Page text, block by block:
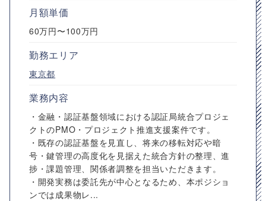
月額単価
60万円〜100万円
勤務エリア
東京都
業務内容
・金融・認証基盤領域における認証局統合プロジェ
クトのPMO・プロジェクト推進支援案件です。
・既存の認証基盤を見直し、将来の移転対応や暗
号・鍵管理の高度化を見据えた統合方針の整理、進
捗・課題管理、関係者調整を担当いただきます。
・開発実務は委託先が中心となるため、本ポジショ
ンでは成果物レ...